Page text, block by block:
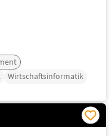
Wirtschaftsinformatik